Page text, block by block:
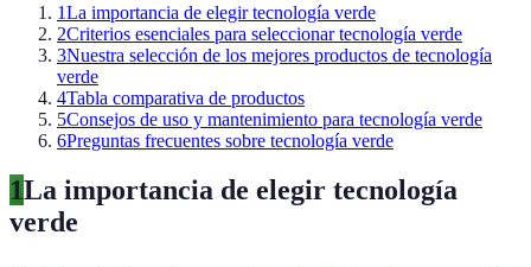
1La importancia de elegir tecnología verde
2Criterios esenciales para seleccionar tecnología verde
3Nuestra selección de los mejores productos de tecnología
verde
4Tabla comparativa de productos
5Consejos de uso y mantenimiento para tecnología verde
6Preguntas frecuentes sobre tecnología verde
1La importancia de elegir tecnología
verde